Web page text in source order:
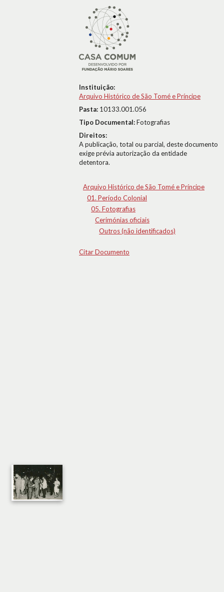
Instituição:
Arquivo Histórico de São Tomé e Príncipe
Pasta: 10133.001.056
Tipo Documental:Fotografias
Direitos:
A publicação, total ou parcial, deste documento
exige prévia autorização da entidade
detentora.
Arquivo Histórico de São Tomé e Príncipe
01. Período Colonial
05. Fotografias
Cerimónias oficiais
Outros (não identificados)
Citar Documento